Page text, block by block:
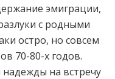
эмиграции,
с родными
остро, но совсем
70-80-х годов.
надежды на встречу